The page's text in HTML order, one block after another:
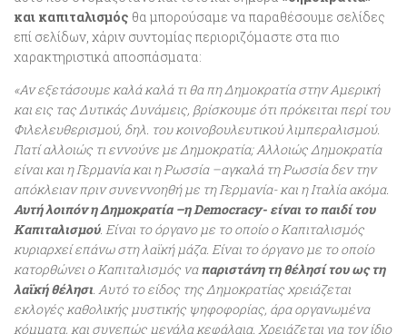
και καπιταλισμός θα μπορούσαμε να παραθέσουμε σελίδες
επί σελίδων, χάριν συντομίας περιοριζόμαστε στα πιο
χαρακτηριστικά αποσπάσματα:
«Αν εξετάσουμε καλά καλά τι θα πη Δημοκρατία στην Αμερική
και εις τας Δυτικάς Δυνάμεις, βρίσκουμε ότι πρόκειται περί του
Φιλελευθερισμού, δηλ. του κοινοβουλευτικού λιμπεραλισμού.
Γιατί αλλοιώς τι εννούνε με Δημοκρατία; Αλλοιώς Δημοκρατία
είναι και η Γερμανία και η Ρωσσία –αγκαλά τη Ρωσσία δεν την
απόκλειαν πριν συνεννοηθή με τη Γερμανία- και η Ιταλία ακόμα.
Αυτή λοιπόν η Δημοκρατία –η Democracy- είναι το παιδί του
Καπιταλισμού. Είναι το όργανο με το οποίο ο Καπιταλισμός
κυριαρχεί επάνω στη λαϊκή μάζα. Είναι το όργανο με το οποίο
κατορθώνει ο Καπιταλισμός ναπαριστάνη τη θέλησί του ως τη
λαϊκή θέλησι. Αυτό το είδος της Δημοκρατίας χρειάζεται
εκλογές καθολικής μυστικής ψηφοφορίας, άρα οργανωμένα
κόμματα, και συνεπώς μεγάλα κεφάλαια. Χρειάζεται για τον ίδιο